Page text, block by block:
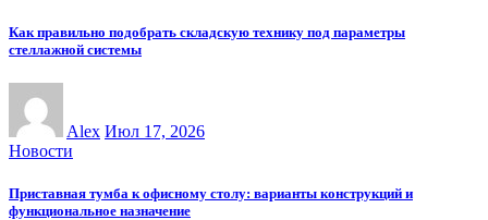
Как правильно подобрать складскую технику под параметры
стеллажной системы
Alex Июл 17, 2026
Новости
Приставная тумба к офисному столу: варианты конструкций и
функциональное назначение